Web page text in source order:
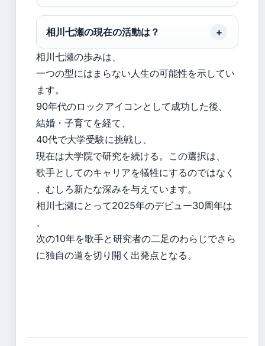
相川七瀬の現在の活動は？
相川七瀬の歩みは、
一つの型にはまらない人生の可能性を示してい
ます。
90年代のロックアイコンとして成功した後、
結婚・子育てを経て、
40代で大学受験に挑戦し、
現在は大学院で研究を続ける。この選択は、
歌手としてのキャリアを犠牲にするのではなく
、むしろ新たな深みを与えています。
相川七瀬にとって2025年のデビュー30周年は
、
次の10年を歌手と研究者の二足のわらじでさら
に独自の道を切り開く出発点となる。